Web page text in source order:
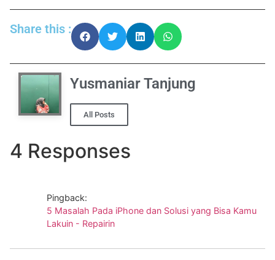
Share this :
Yusmaniar Tanjung
All Posts
4 Responses
Pingback:
5 Masalah Pada iPhone dan Solusi yang Bisa Kamu
Lakuin - Repairin